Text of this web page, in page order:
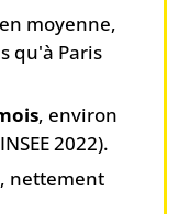
en moyenne,
qu'à Paris
, environ
2022).
, nettement